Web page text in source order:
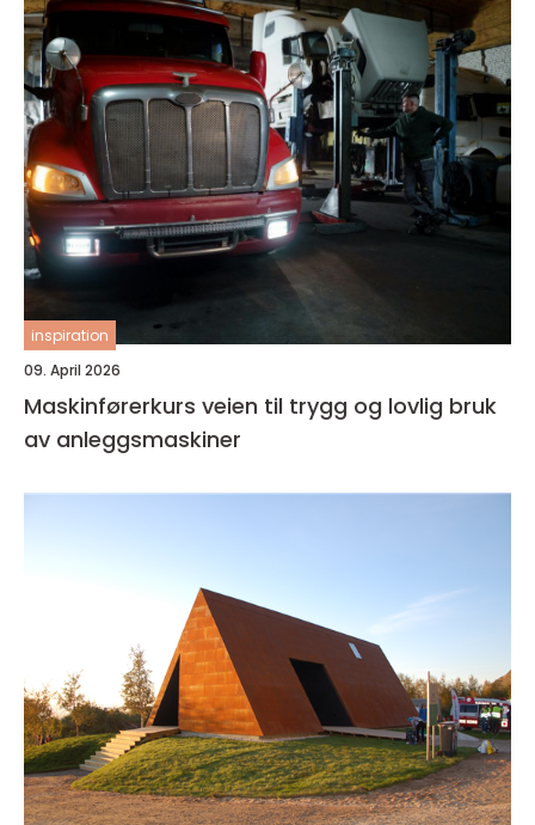
inspiration
09. April 2026
Maskinførerkurs veien til trygg og lovlig bruk
av anleggsmaskiner